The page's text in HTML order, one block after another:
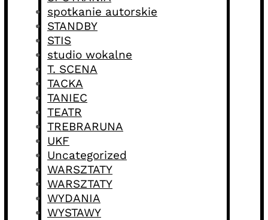
spotkanie autorskie
STANDBY
STIS
studio wokalne
T. SCENA
TACKA
TANIEC
TEATR
TREBRARUNA
UKF
Uncategorized
WARSZTATY
WARSZTATY
WYDANIA
WYSTAWY